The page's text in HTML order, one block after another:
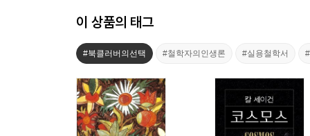
이 상품의 태그
#북클러버의선택 #철학자의인생론 #실용철학서